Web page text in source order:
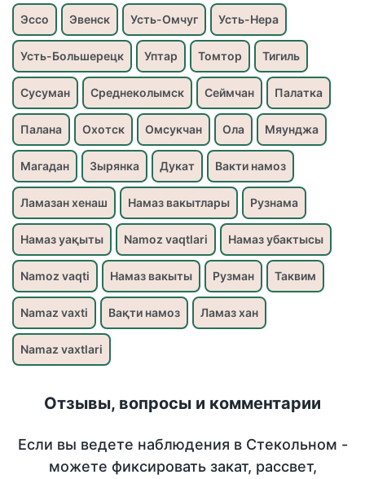
Эссо Эвенск Усть-Омчуг Усть-Нера
Усть-Большерецк Уптар Томтор Тигиль
Сусуман Среднеколымск Сеймчан Палатка
Палана Охотск Омсукчан Ола Мяунджа
Магадан Зырянка Дукат Вакти намоз
Ламазан хенаш Намаз вакытлары Рузнама
Намаз уақыты Namoz vaqtlari Намаз убактысы
Namoz vaqti Намаз вакыты Рузман Таквим
Namaz vaxti Вақти намоз Ламаз хан
Namaz vaxtlari
Отзывы, вопросы и комментарии
Если вы ведете наблюдения в Стекольном -
можете фиксировать закат, рассвет,